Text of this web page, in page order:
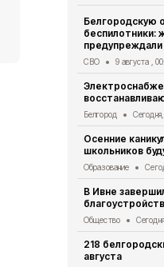
Белгородскую
беспилотники:
предупреждали
СВО 9 августа ,
Белгород
Осенние
школьников
Образование
В Ивне
Общество
218
августа